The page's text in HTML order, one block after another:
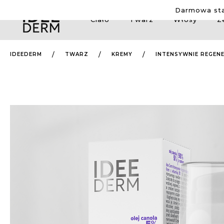
Darmowa
Ciało
Twarz Włosy
IDEEDERM TWARZ KREMY INTENSYWNIE